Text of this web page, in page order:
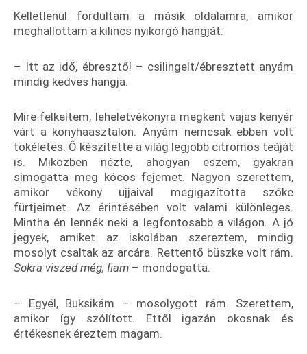
Kelletlenül fordultam a másik oldalamra, amikor
meghallottam a kilincs nyikorgó hangját.
– Itt az idő, ébresztő! – csilingelt/ébresztett anyám
mindig kedves hangja.
Mire felkeltem, leheletvékonyra megkent vajas kenyér
várt a konyhaasztalon. Anyám nemcsak ebben volt
tökéletes. Ő készítette a világ legjobb citromos teáját
is. Miközben nézte, ahogyan eszem, gyakran
simogatta meg kócos fejemet. Nagyon szerettem,
amikor vékony ujjaival megigazította szőke
fürtjeimet. Az érintésében volt valami különleges.
Mintha én lennék neki a legfontosabb a világon. A jó
jegyek, amiket az iskolában szereztem, mindig
mosolyt csaltak az arcára. Rettentő büszke volt rám.
Sokra viszed még, fiam – mondogatta.
– Egyél, Buksikám – mosolygott rám. Szerettem,
amikor így szólított. Ettől igazán okosnak és
értékesnek éreztem magam.